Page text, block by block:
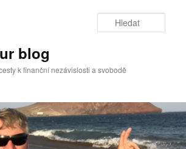
blog
k finanční nezávislosti a svobodě